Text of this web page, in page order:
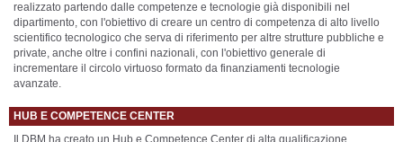
realizzato partendo dalle competenze e tecnologie già disponibili nel
dipartimento, con l'obiettivo di creare un centro di competenza di alto livello
scientifico tecnologico che serva di riferimento per altre strutture pubbliche e
private, anche oltre i confini nazionali, con l'obiettivo generale di
incrementare il circolo virtuoso formato da finanziamenti tecnologie
avanzate.
HUB E COMPETENCE CENTER